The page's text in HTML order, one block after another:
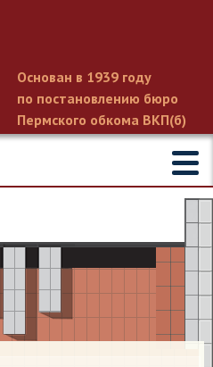
Основан в 1939 году
по постановлению бюро
Пермского обкома ВКП(б)